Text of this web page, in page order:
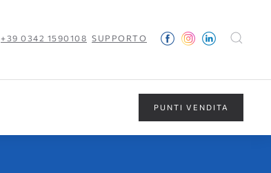
+39 0342 1590108 SUPPORTO
PUNTI VENDITA